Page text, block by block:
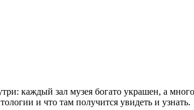
каждый зал музея богато украшен, а
и что там получится увидеть и узнать.